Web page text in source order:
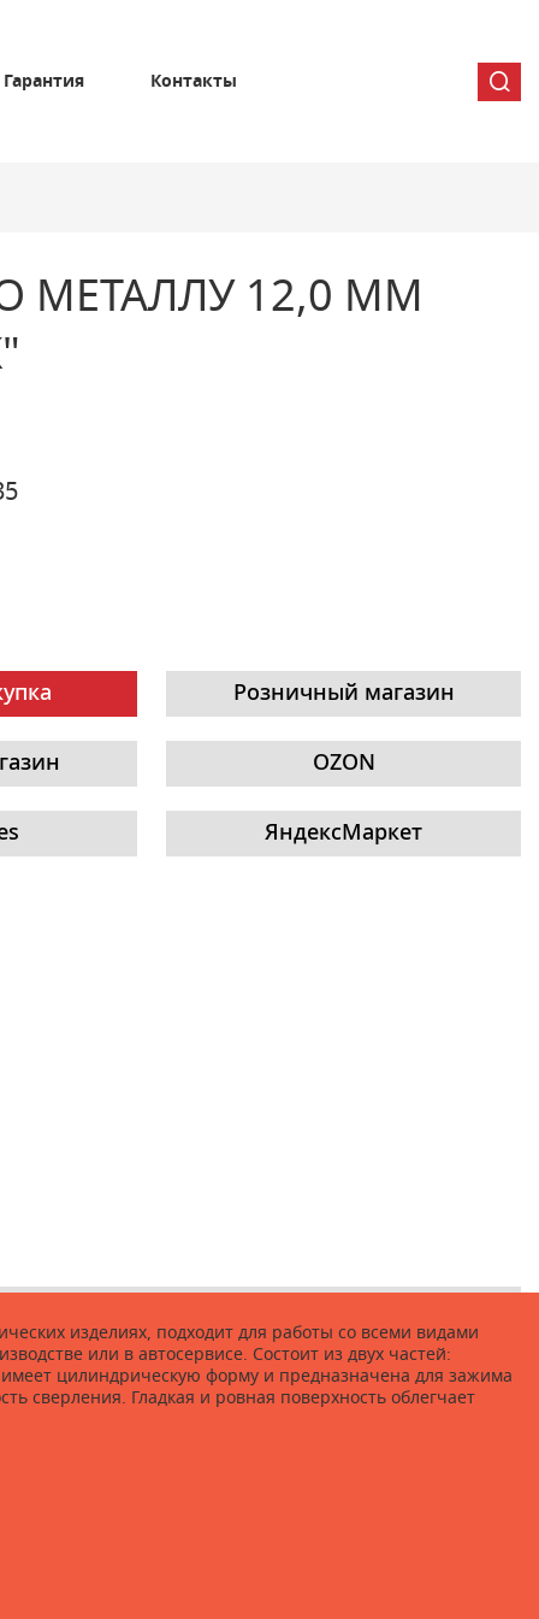
Гарантия Контакты
МЕТАЛЛУ 12,0 ММ
Розничный магазин
OZON
ЯндексМаркет
изделиях, подходит для работы со всеми видами
или в автосервисе. Состоит из двух частей:
цилиндрическую форму и предназначена для зажима
сверления. Гладкая и ровная поверхность облегчает